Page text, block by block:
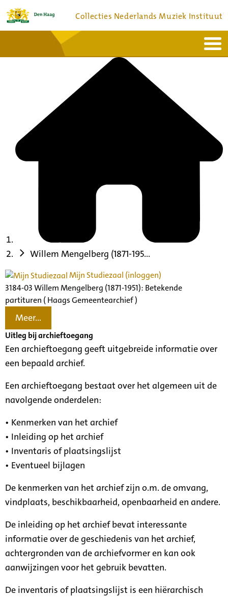
Collecties Nederlands Muziek Instituut
Bronnen en collecties
Willem Mengelberg (1871-195...
Mijn Studiezaal (inloggen)
3184-03 Willem Mengelberg (1871-1951): Betekende
partituren ( Haags Gemeentearchief )
Meer...
Uitleg bij archieftoegang
Een archieftoegang geeft uitgebreide informatie over
een bepaald archief.
Een archieftoegang bestaat over het algemeen uit de
navolgende onderdelen:
• Kenmerken van het archief
• Inleiding op het archief
• Inventaris of plaatsingslijst
• Eventueel bijlagen
De kenmerken van het archief zijn o.m. de omvang,
vindplaats, beschikbaarheid, openbaarheid en andere.
De inleiding op het archief bevat interessante
informatie over de geschiedenis van het archief,
achtergronden van de archiefvormer en kan ook
aanwijzingen voor het gebruik bevatten.
De inventaris of plaatsingslijst is een hiërarchisch